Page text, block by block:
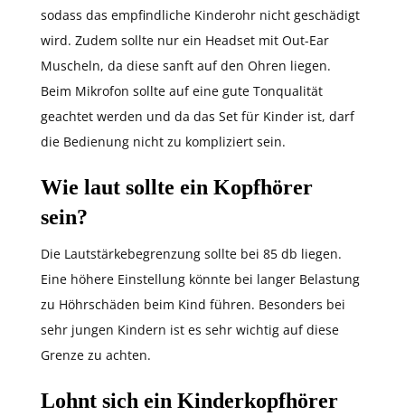
sodass das empfindliche Kinderohr nicht geschädigt
wird. Zudem sollte nur ein Headset mit Out-Ear
Muscheln, da diese sanft auf den Ohren liegen.
Beim Mikrofon sollte auf eine gute Tonqualität
geachtet werden und da das Set für Kinder ist, darf
die Bedienung nicht zu kompliziert sein.
Wie laut sollte ein Kopfhörer
sein?
Die Lautstärkebegrenzung sollte bei 85 db liegen.
Eine höhere Einstellung könnte bei langer Belastung
zu Höhrschäden beim Kind führen. Besonders bei
sehr jungen Kindern ist es sehr wichtig auf diese
Grenze zu achten.
Lohnt sich ein Kinderkopfhörer